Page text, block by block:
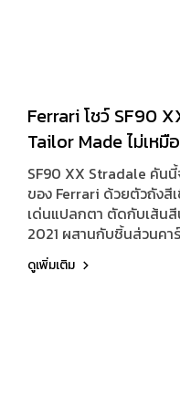
Ferrari โชว์ SF90
Tailor Made ไม่เหมื
SF90 XX Stradale คัน
ของ Ferrari ด้วยตัวถังสี
เด่นแปลกตา ตัดกับเส้น
2021 ผสานกับชิ้นส่วนคา
อย่างดุดันและมีเอกลักษณ์
ดูเพิ่มเติม